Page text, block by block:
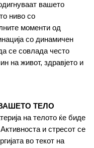
вашето
ниво со
моменти од
со динамичен
се совлада често
на живот, здравјето и
ТЕЛО
на телото ќе биде
и стресот се
во текот на